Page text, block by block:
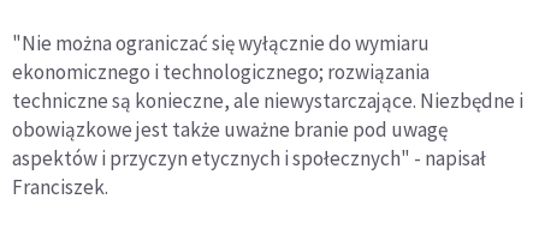
"Nie można ograniczać się wyłącznie do wymiaru
ekonomicznego i technologicznego; rozwiązania
techniczne są konieczne, ale niewystarczające. Niezbędne i
obowiązkowe jest także uważne branie pod uwagę
aspektów i przyczyn etycznych i społecznych" - napisał
Franciszek.